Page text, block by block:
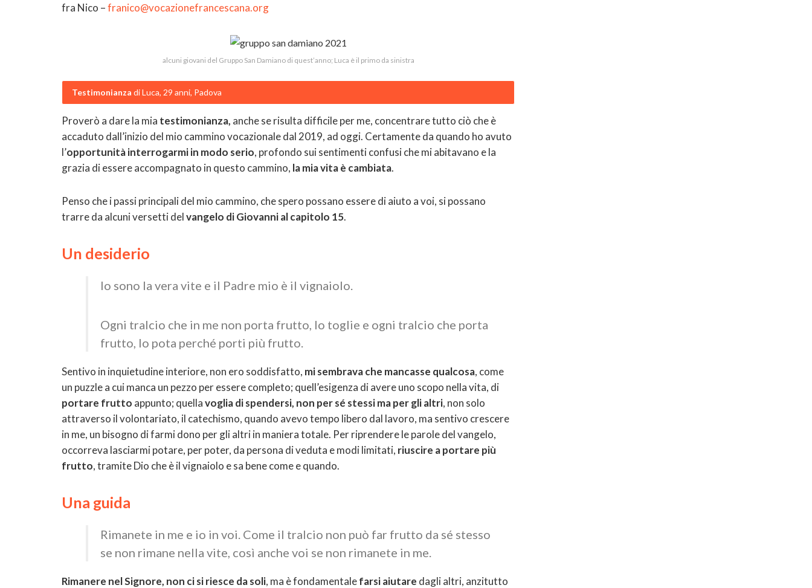
fra Nico –franico@vocazionefrancescana.org
alcuni giovani del Gruppo San Damiano di quest’anno; Luca è il primo da sinistra
Testimonianza di Luca, 29 anni, Padova
Proverò a dare la mia testimonianza, anche se risulta difficile per me, concentrare tutto ciò che è
accaduto dall’inizio del mio cammino vocazionale dal 2019, ad oggi. Certamente da quando ho avuto
l’opportunità interrogarmi in modo serio, profondo sui sentimenti confusi che mi abitavano e la
grazia di essere accompagnato in questo cammino, la mia vita è cambiata.
Penso che i passi principali del mio cammino, che spero possano essere di aiuto a voi, si possano
trarre da alcuni versetti delvangelo di Giovanni al capitolo 15.
Un desiderio
Io sono la vera vite e il Padre mio è il vignaiolo.
Ogni tralcio che in me non porta frutto, lo toglie e ogni tralcio che porta
frutto, lo pota perché porti più frutto.
Sentivo in inquietudine interiore, non ero soddisfatto, mi sembrava che mancasse qualcosa, come
un puzzle a cui manca un pezzo per essere completo; quell’esigenza di avere uno scopo nella vita, di
portare frutto appunto; quellavoglia di spendersi, non per sé stessi ma per gli altri, non solo
attraverso il volontariato, il catechismo, quando avevo tempo libero dal lavoro, ma sentivo crescere
in me, un bisogno di farmi dono per gli altri in maniera totale. Per riprendere le parole del vangelo,
occorreva lasciarmi potare, per poter, da persona di veduta e modi limitati, riuscire a portare più
frutto, tramite Dio che è il vignaiolo e sa bene come e quando.
Una guida
Rimanete in me e io in voi. Come il tralcio non può far frutto da sé stesso
se non rimane nella vite, così anche voi se non rimanete in me.
Rimanere nel Signore, non ci si riesce da soli, ma è fondamentalefarsi aiutare dagli altri, anzitutto